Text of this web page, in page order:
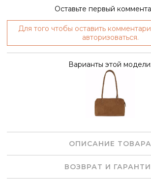
Оставьте первый
Для того чтобы оставить
авторизоваться.
Варианты этой модели:
ОПИСАНИЕ ТОВАРА
ВОЗВРАТ И